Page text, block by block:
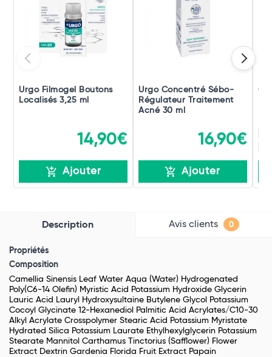
Urgo Filmogel Boutons
Localisés 3,25 ml
14,90€
Ajouter
Urgo Concentré Sébo-
Régulateur Traitement
Acné 30 ml
16,90€
Ajouter
Description Avis clients 0
Propriétés
Composition
Camellia Sinensis Leaf Water Aqua (Water) Hydrogenated
Poly(C6-14 Olefin) Myristic Acid Potassium Hydroxide Glycerin
Lauric Acid Lauryl Hydroxysultaine Butylene Glycol Potassium
Cocoyl Glycinate 12-Hexanediol Palmitic Acid Acrylates/C10-30
Alkyl Acrylate Crosspolymer Stearic Acid Potassium Myristate
Hydrated Silica Potassium Laurate Ethylhexylglycerin Potassium
Stearate Mannitol Carthamus Tinctorius (Safflower) Flower
Extract Dextrin Gardenia Florida Fruit Extract Papain